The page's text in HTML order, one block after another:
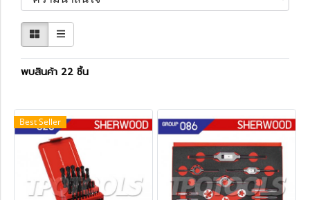
พบสินค้า 22 ชิ้น
Best Seller